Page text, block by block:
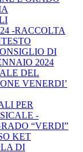
-RACCOLTA
DI
2024
DEL
VENERDI’
PER
-
“VERDI”
KET
DI